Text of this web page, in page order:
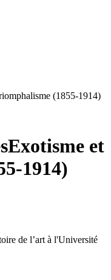
(1855-1914)
Exotisme et
1914)
de l’art à l'Université